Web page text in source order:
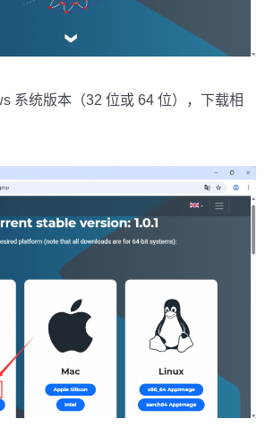
系统版本（32 位或 64 位），下载相